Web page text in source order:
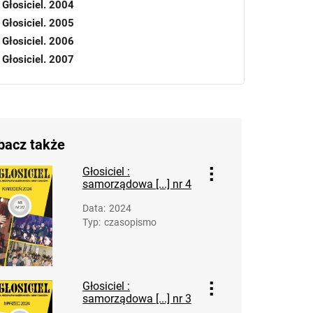
Głosiciel. 2004
Głosiciel. 2005
Głosiciel. 2006
Głosiciel. 2007
Głosiciel. 2012
Głosiciel. 2013
Głosiciel. 2014
Głosiciel. 2015
Głosiciel. 2016
Głosiciel. 2017
Głosiciel. 2018
Głosiciel. 2019
Głosiciel. 2020
także
Głosiciel :
samorządowa [...] nr 4
Data: 2024
Typ: czasopismo
Głosiciel :
samorządowa [...] nr 3